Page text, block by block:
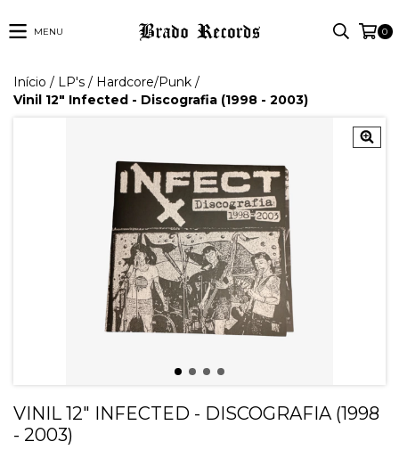
MENU 0
Início / LP's / Hardcore/Punk /
Vinil 12" Infected - Discografia (1998 - 2003)
VINIL 12" INFECTED - DISCOGRAFIA (1998
- 2003)